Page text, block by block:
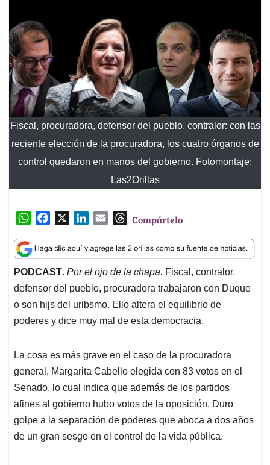
Fiscal, procuradora, defensor del pueblo, contralor: con las
reciente elección de la procuradora, los cuatro órganos de
control quedaron en manos del gobierno. Fotomontaje:
Las2Orillas
W
a
t
s
A
p
p
c
e
b
o
o
k
n
k
e
d
I
n
a
i
l
T
r
e
a
d
s
Compártelo
PODCAST. Por el ojo de la chapa. Fiscal, contralor,
defensor del pueblo, procuradora trabajaron con Duque
o son hijs del uribsmo. Ello altera el equilibrio de
poderes y dice muy mal de esta democracia.
La cosa es más grave en el caso de la procuradora
general, Margarita Cabello elegida con 83 votos en el
Senado, lo cual indica que además de los partidos
afines al gobierno hubo votos de la oposición. Duro
golpe a la separación de poderes que aboca a dos años
de un gran sesgo en el control de la vida pública.